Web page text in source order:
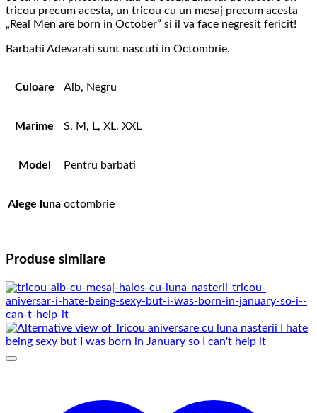
tricou precum acesta, un tricou cu un mesaj precum acesta
„Real Men are born in October” si il va face negresit fericit!
Barbatii Adevarati sunt nascuti in Octombrie.
Culoare Alb, Negru
Marime S, M, L, XL, XXL
Model Pentru barbati
Alege luna octombrie
Produse similare